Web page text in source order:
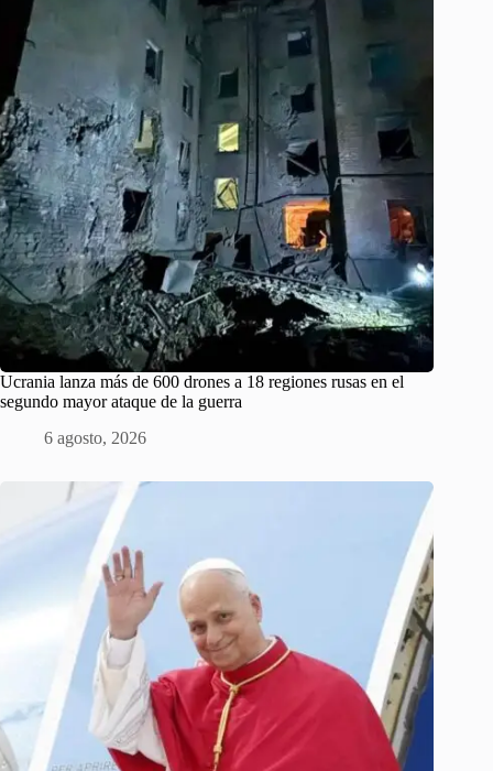
Ucrania lanza más de 600 drones a 18 regiones rusas en el
segundo mayor ataque de la guerra
6 agosto, 2026